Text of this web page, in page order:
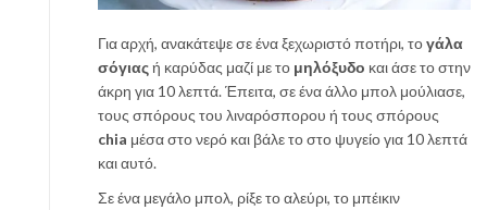
Για αρχή, ανακάτεψε σε ένα ξεχωριστό ποτήρι, τογάλα
σόγιαςή καρύδας μαζί με το μηλόξυδο και άσε το στην
άκρη για 10 λεπτά. Έπειτα, σε ένα άλλο μπολ μούλιασε,
τους σπόρους του λιναρόσπορου ή τους σπόρους
chia μέσα στο νερό και βάλε το στο ψυγείο για 10 λεπτά
και αυτό.
Σε ένα μεγάλο μπολ, ρίξε το αλεύρι, το μπέικιν